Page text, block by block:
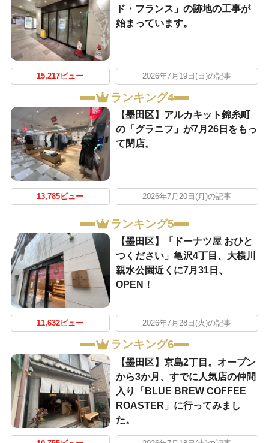
ド・フランス」の跡地の工事が
始まっています。
15,217ビュー 2026年7月19日(日)の記事
ランキング4
【墨田区】アルカキット錦糸町
の「グラニフ」が7月26日をもっ
て閉店。
13,785ビュー 2026年7月20日(月)の記事
ランキング5
【墨田区】「ドーナツ屋 おひと
つください」亀沢4丁目、大横川
親水公園近くに7月31日、
OPEN！
11,632ビュー 2026年7月28日(火)の記事
ランキング6
【墨田区】京島2丁目。オープン
から3か月、すでに人気店の仲間
入り「BLUE BREW COFFEE
ROASTER」に行ってみまし
た。